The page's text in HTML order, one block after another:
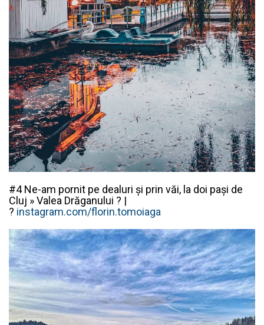
#4 Ne-am pornit pe dealuri și prin văi, l a doi pași de
Cluj » Valea Drăganului ? |
? instagram.com/florin.tomoiaga